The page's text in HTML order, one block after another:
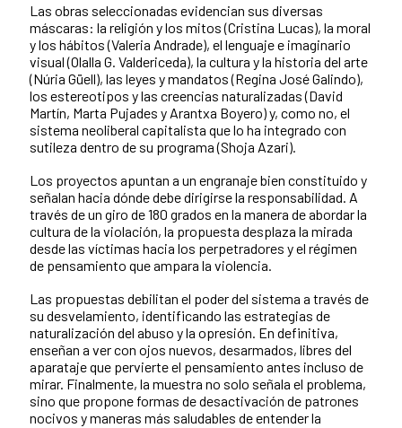
Las obras seleccionadas evidencian sus diversas
máscaras: la religión y los mitos (Cristina Lucas), la moral
y los hábitos (Valeria Andrade), el lenguaje e imaginario
visual (Olalla G. Valdericeda), la cultura y la historia del arte
(Núria Güell), las leyes y mandatos (Regina José Galindo),
los estereotipos y las creencias naturalizadas (David
Martín, Marta Pujades y Arantxa Boyero) y, como no, el
sistema neoliberal capitalista que lo ha integrado con
sutileza dentro de su programa (Shoja Azari).
Los proyectos apuntan a un engranaje bien constituido y
señalan hacia dónde debe dirigirse la responsabilidad. A
través de un giro de 180 grados en la manera de abordar la
cultura de la violación, la propuesta desplaza la mirada
desde las víctimas hacia los perpetradores y el régimen
de pensamiento que ampara la violencia.
Las propuestas debilitan el poder del sistema a través de
su desvelamiento, identificando las estrategias de
naturalización del abuso y la opresión. En definitiva,
enseñan a ver con ojos nuevos, desarmados, libres del
aparataje que pervierte el pensamiento antes incluso de
mirar. Finalmente, la muestra no solo señala el problema,
sino que propone formas de desactivación de patrones
nocivos y maneras más saludables de entender la